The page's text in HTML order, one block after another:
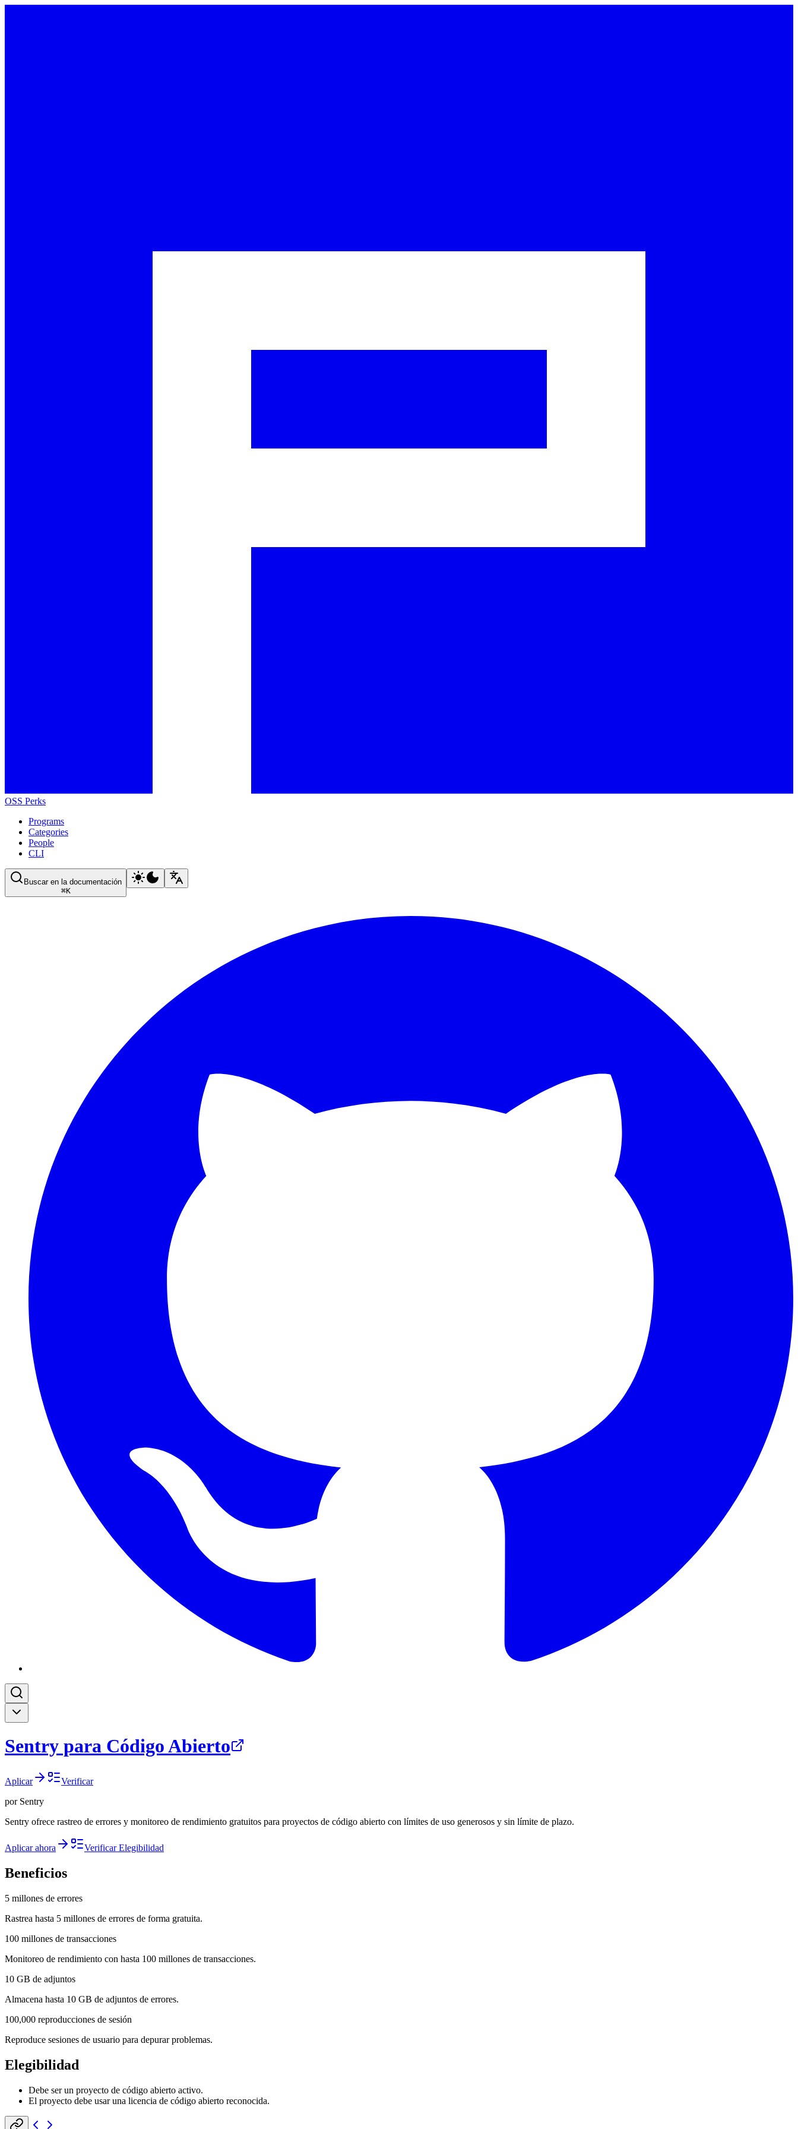
OSS Perks
Programs
Categories
People
CLI
Buscar en la documentación
⌘K
Sentry para Código Abierto
Aplicar
Verificar
por Sentry
Sentry ofrece rastreo de errores y monitoreo de rendimiento gratuitos para proyectos de código abierto con límites de uso generosos y sin límite de plazo.
Aplicar ahora Verificar Elegibilidad
Beneficios
5 millones de errores
Rastrea hasta 5 millones de errores de forma gratuita.
100 millones de transacciones
Monitoreo de rendimiento con hasta 100 millones de transacciones.
10 GB de adjuntos
Almacena hasta 10 GB de adjuntos de errores.
100,000 reproducciones de sesión
Reproduce sesiones de usuario para depurar problemas.
Elegibilidad
Debe ser un proyecto de código abierto activo.
El proyecto debe usar una licencia de código abierto reconocida.